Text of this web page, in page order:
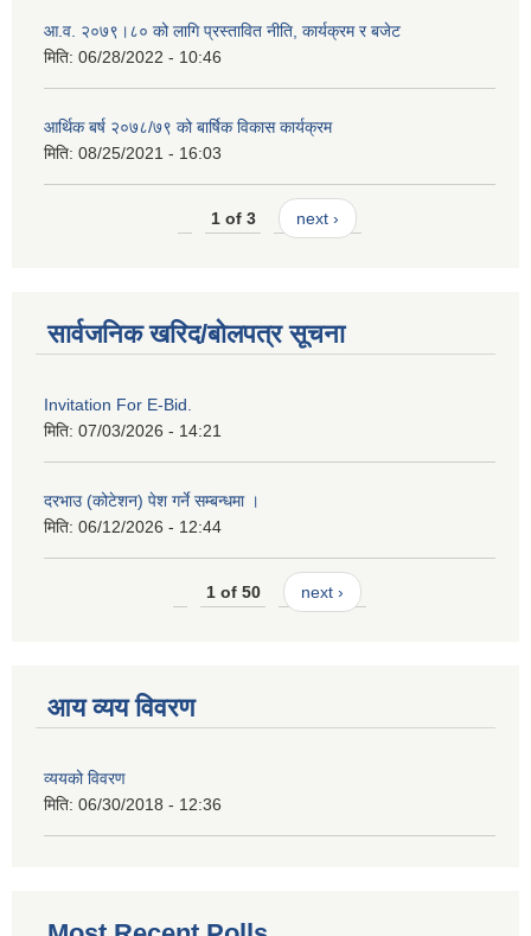
आ.व. २०७९।८० को लागि प्रस्तावित नीति, कार्यक्रम र बजेट
मिति: 06/28/2022 - 10:46
आर्थिक बर्ष २०७८/७९ को बार्षिक विकास कार्यक्रम
मिति: 08/25/2021 - 16:03
1 of 3 next ›
सार्वजनिक खरिद/बोलपत्र सूचना
Invitation For E-Bid.
मिति: 07/03/2026 - 14:21
दरभाउ (कोटेशन) पेश गर्ने सम्बन्धमा ।
मिति: 06/12/2026 - 12:44
1 of 50 next ›
आय व्यय विवरण
व्ययको विवरण
मिति: 06/30/2018 - 12:36